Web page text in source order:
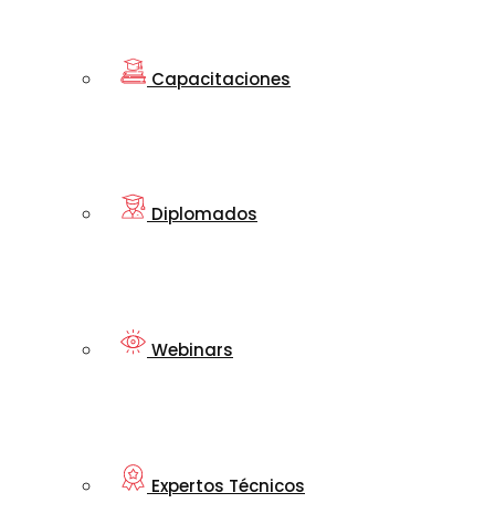
Capacitaciones
Diplomados
Webinars
Expertos Técnicos